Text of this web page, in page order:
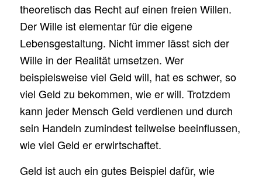
theoretisch das Recht auf einen freien Willen.
Der Wille ist elementar für die eigene
Lebensgestaltung. Nicht immer lässt sich der
Wille in der Realität umsetzen. Wer
beispielsweise viel Geld will, hat es schwer, so
viel Geld zu bekommen, wie er will. Trotzdem
kann jeder Mensch Geld verdienen und durch
sein Handeln zumindest teilweise beeinflussen,
wie viel Geld er erwirtschaftet.
Geld ist auch ein gutes Beispiel dafür, wie